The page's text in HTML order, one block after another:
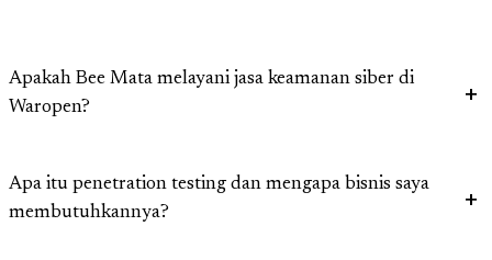
Apakah Bee Mata melayani jasa keamanan siber di
Waropen?
Apa itu penetration testing dan mengapa bisnis saya
membutuhkannya?